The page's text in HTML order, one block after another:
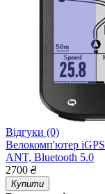
Відгуки (0)
Велокомп'ютер
ANT, Bluetooth 5.0
2700 ₴
Купити